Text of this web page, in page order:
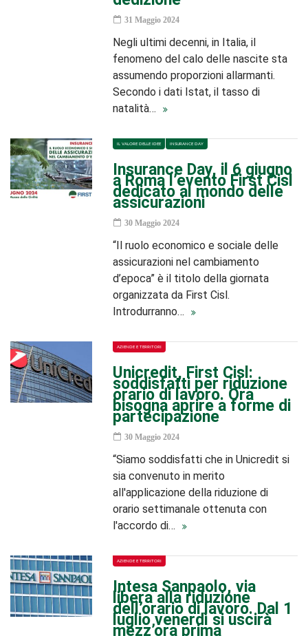
31 Maggio 2024
Negli ultimi decenni, in Italia, il
fenomeno del calo delle nascite sta
assumendo proporzioni allarmanti.
Secondo i dati Istat, il tasso di
natalità…
IL VALORE DELLE IDEE INSURANCE DAY
Insurance Day, il 6 giugno
a Roma l’evento First Cisl
dedicato al mondo delle
assicurazioni
30 Maggio 2024
“Il ruolo economico e sociale delle
assicurazioni nel cambiamento
d’epoca” è il titolo della giornata
organizzata da First Cisl.
Introdurranno…
AZIENDE E TERRITORI
Unicredit, First Cisl:
soddisfatti per riduzione
orario di lavoro. Ora
bisogna aprire a forme di
partecipazione
30 Maggio 2024
“Siamo soddisfatti che in Unicredit si
sia convenuto in merito
all'applicazione della riduzione di
orario settimanale ottenuta con
l'accordo di…
AZIENDE E TERRITORI
Intesa Sanpaolo, via
libera alla riduzione
dell’orario di lavoro. Dal 1
luglio venerdì si uscirà
mezz’ora prima